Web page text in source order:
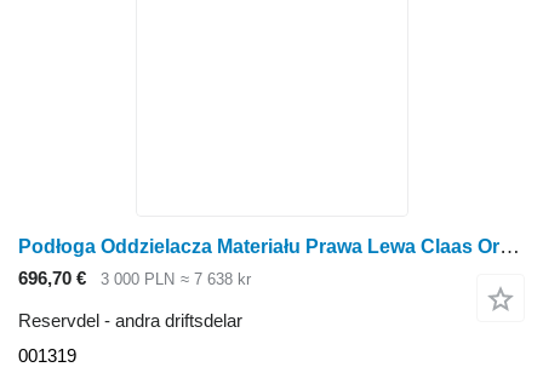
Podłoga Oddzielacza Materiału Prawa Lewa Claas Orbis 450 Materialseparator Golv Höger Vänster DELAR 001319 till Claas Orbis 450 radoberoende skärbord för majsskörd
696,70 € 3 000 PLN ≈ 7 638 kr
Reservdel - andra driftsdelar
001319